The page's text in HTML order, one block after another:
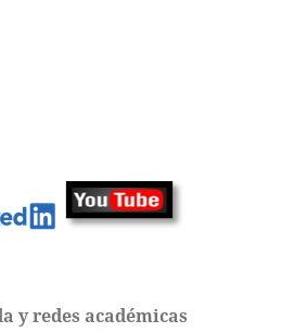
y redes académicas